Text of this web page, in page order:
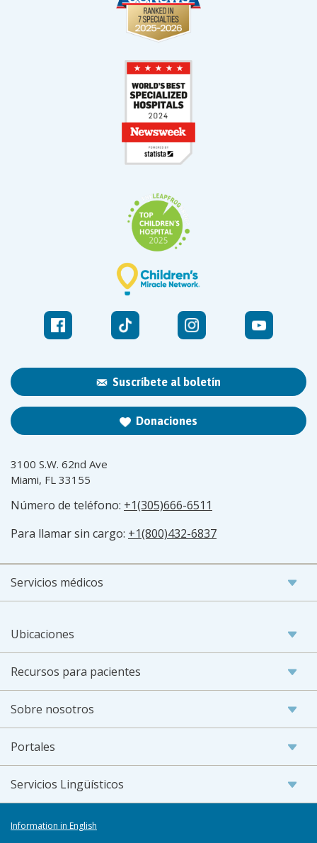
Suscríbete al boletín
Donaciones
3100 S.W. 62nd Ave
Miami, FL 33155
Número de teléfono: +1(305)666-6511
Para llamar sin cargo: +1(800)432-6837
Servicios médicos
Ubicaciones
Recursos para pacientes
Sobre nosotros
Portales
Servicios Lingüísticos
Information in English